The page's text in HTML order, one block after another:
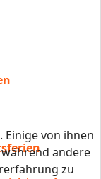
Einige von ihnen
andere
zu